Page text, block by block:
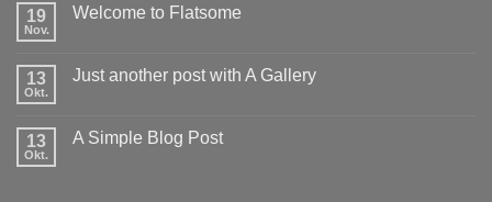
19
Nov.
Welcome to Flatsome
Welcome
13
Okt.
Just another post with A Gallery
Just
13
Okt.
A Simple Blog Post